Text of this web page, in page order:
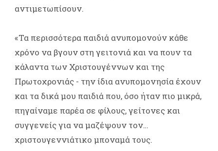
αντιμετωπίσουν.
«Τα περισσότερα παιδιά ανυπομονούν κάθε
χρόνο να βγουν στη γειτονιά και να πουν τα
κάλαντα των Χριστουγέννων και της
Πρωτοχρονιάς - την ίδια ανυπομονησία έχουν
και τα δικά μου παιδιά που, όσο ήταν πιο μικρά,
πηγαίναμε παρέα σε φίλους, γείτονες και
συγγενείς για να μαζέψουν τον…
χριστουγεννιάτικο μποναμά τους.